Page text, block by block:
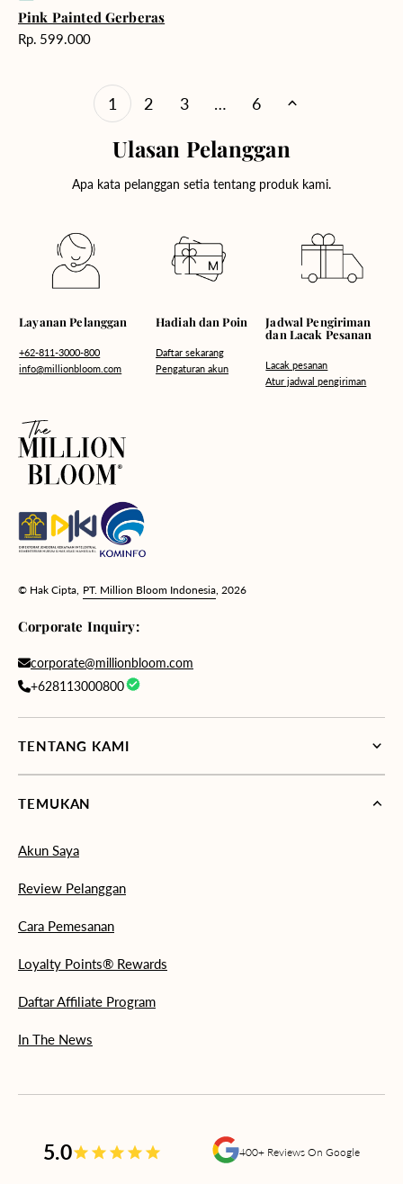
Pink Painted Gerberas
Harga
Rp. 599.000
1 2 3 … 6
Ulasan Pelanggan
Apa kata pelanggan setia tentang produk kami.
Layanan Pelanggan
+62-811-3000-800
info@millionbloom.com
Hadiah dan Poin
Daftar sekarang
Pengaturan akun
Jadwal Pengiriman
dan Lacak Pesanan
Lacak pesanan
Atur jadwal pengiriman
© Hak Cipta, PT. Million Bloom Indonesia , 2026
Corporate Inquiry:
corporate@millionbloom.com
+628113000800
TENTANG KAMI
TEMUKAN
Akun Saya
Review Pelanggan
Cara Pemesanan
Loyalty Points® Rewards
Daftar Affiliate Program
In The News
5.0 400+ Reviews On Google